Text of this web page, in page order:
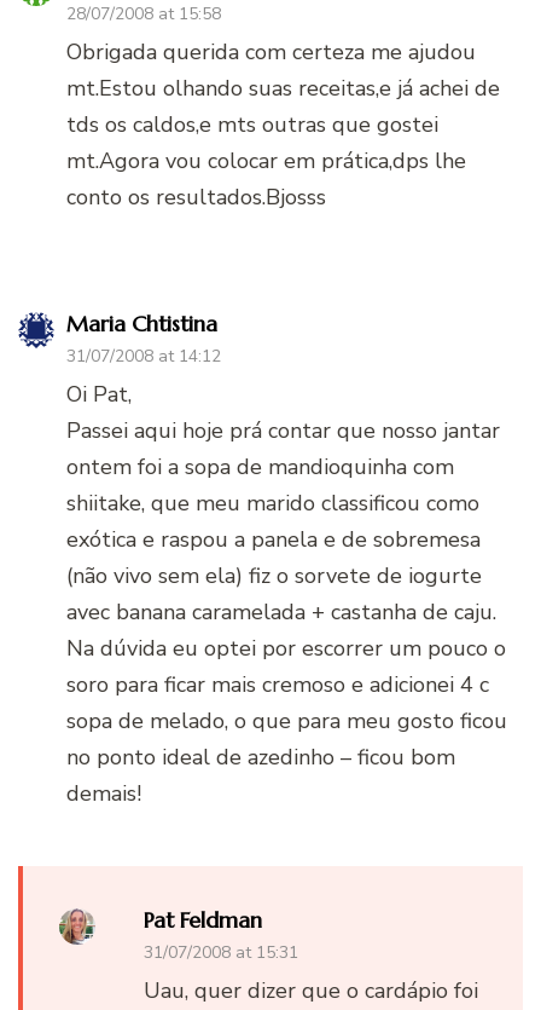
28/07/2008 at 15:58
Obrigada querida com certeza me ajudou
mt.Estou olhando suas receitas,e já achei de
tds os caldos,e mts outras que gostei
mt.Agora vou colocar em prática,dps lhe
conto os resultados.Bjosss
Maria Chtistina
31/07/2008 at 14:12
Oi Pat,
Passei aqui hoje prá contar que nosso jantar
ontem foi a sopa de mandioquinha com
shiitake, que meu marido classificou como
exótica e raspou a panela e de sobremesa
(não vivo sem ela) fiz o sorvete de iogurte
avec banana caramelada + castanha de caju.
Na dúvida eu optei por escorrer um pouco o
soro para ficar mais cremoso e adicionei 4 c
sopa de melado, o que para meu gosto ficou
no ponto ideal de azedinho – ficou bom
demais!
Pat Feldman
31/07/2008 at 15:31
Uau, quer dizer que o cardápio foi